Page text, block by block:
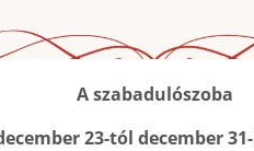
A szabadulószoba
23-tól december